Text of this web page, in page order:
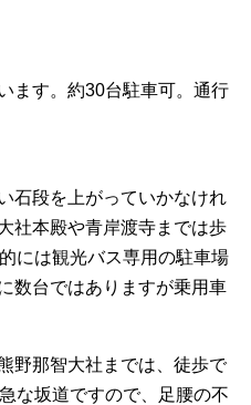
ます。約30台駐車可。通行
石段を上がっていかなけれ
社本殿や青岸渡寺までは歩
には観光バス専用の駐車場
数台ではありますが乗用車
野那智大社までは、徒歩で
な坂道ですので、足腰の不